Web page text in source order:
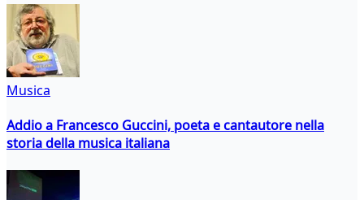
Musica
Addio a Francesco Guccini, poeta e cantautore nella
storia della musica italiana